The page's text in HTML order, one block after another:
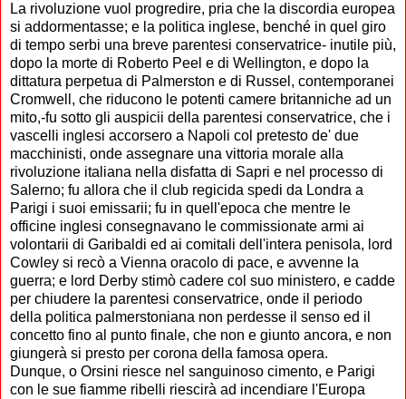
La rivoluzione vuol progredire, pria che la discordia europea
si addormentasse; e la politica inglese, benché in quel giro
di tempo serbi una breve parentesi conservatrice- inutile più,
dopo la morte di Roberto Peel e di Wellington, e dopo la
dittatura perpetua di Palmerston e di Russel, contemporanei
Cromwell, che riducono le potenti camere britanniche ad un
mito,-fu sotto gli auspicii della parentesi conservatrice, che i
vascelli inglesi accorsero a Napoli col pretesto de' due
macchinisti, onde assegnare una vittoria morale alla
rivoluzione italiana nella disfatta di Sapri e nel processo di
Salerno; fu allora che il club regicida spedi da Londra a
Parigi i suoi emissarii; fu in quell'epoca che mentre le
officine inglesi consegnavano le commissionate armi ai
volontarii di Garibaldi ed ai comitali dell'intera penisola, lord
Cowley si recò a Vienna oracolo di pace, e avvenne la
guerra; e lord Derby stimò cadere col suo ministero, e cadde
per chiudere la parentesi conservatrice, onde il periodo
della politica palmerstoniana non perdesse il senso ed il
concetto fino al punto finale, che non e giunto ancora, e non
giungerà si presto per corona della famosa opera.
Dunque, o Orsini riesce nel sanguinoso cimento, e Parigi
con le sue fiamme ribelli riescirà ad incendiare l'Europa